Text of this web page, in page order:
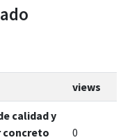
views
calidad y
concreto
0